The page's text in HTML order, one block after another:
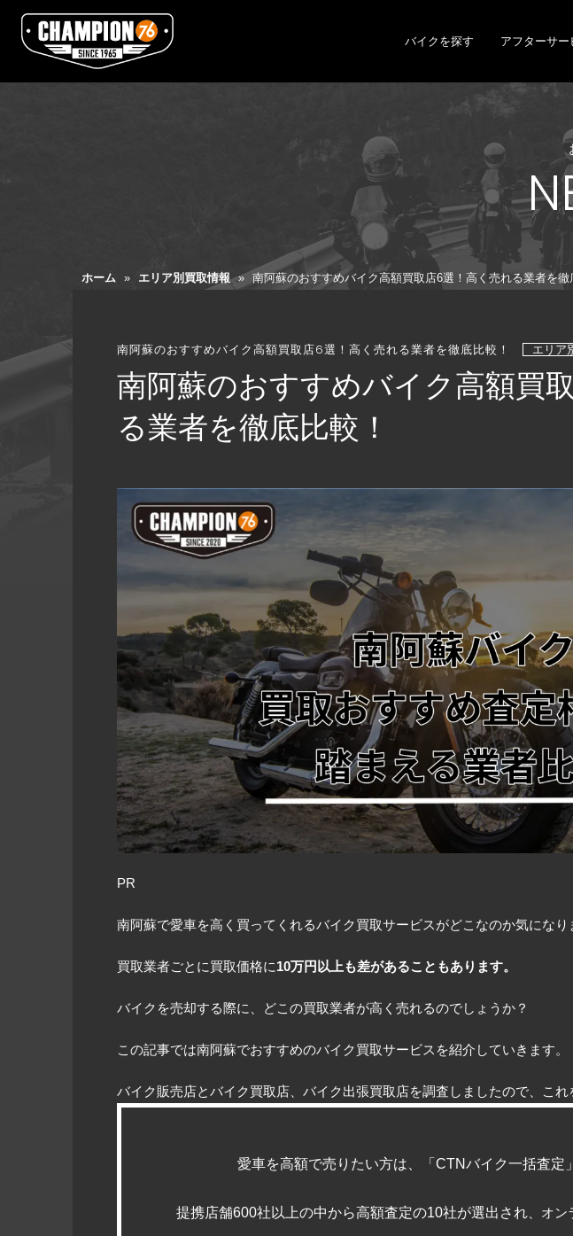
バイクを探す アフターサー
ホーム » エリア別買取情報 » 南阿蘇のおすすめバイク高額買取店6選！高く売れる業者を徹
南阿蘇のおすすめバイク高額買取店6選！高く売れる業者を徹底比較！ エリア
南阿蘇のおすすめバイク高額買
る業者を徹底比較！
PR
南阿蘇で愛車を高く買ってくれるバイク買取サービスがどこなのか気になり
買取業者ごとに買取価格に10万円以上も差があることもあります。
バイクを売却する際に、どこの買取業者が高く売れるのでしょうか？
この記事では南阿蘇でおすすめのバイク買取サービスを紹介していきます。
バイク販売店とバイク買取店、バイク出張買取店を調査しましたので、これ
愛車を高額で売りたい方は、「CTNバイク一括査定
提携店舗600社以上の中から高額査定の10社が選出され、オン